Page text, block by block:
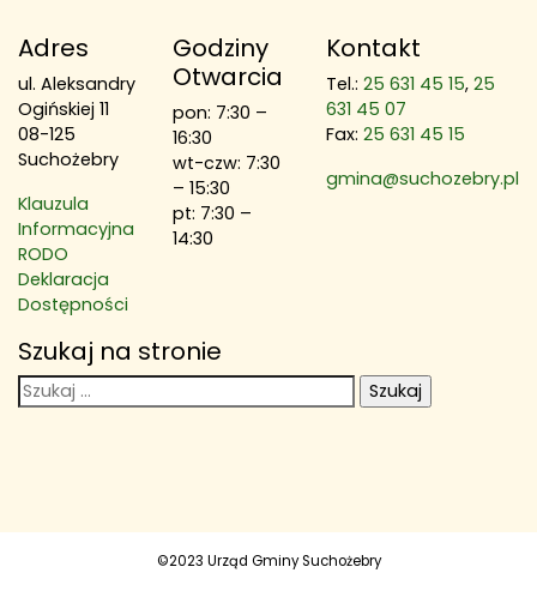
Adres
ul. Aleksandry
Ogińskiej 11
08-125
Suchożebry
Klauzula
Informacyjna
RODO
Deklaracja
Dostępności
Godziny
Otwarcia
pon: 7:30 –
16:30
wt-czw: 7:30
– 15:30
pt: 7:30 –
14:30
Kontakt
Tel.: 25 631 45 15, 25
631 45 07
Fax: 25 631 45 15
gmina@suchozebry.pl
Szukaj na stronie
Szukaj:
©2023 Urząd Gminy Suchożebry